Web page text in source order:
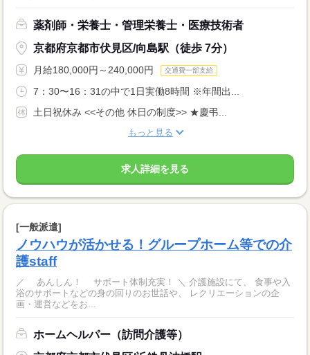
薬剤師・栄養士・管理栄養士・医療技術者
京都府京都市伏見区/向島駅（徒歩 7分）
月給180,000円～240,000円 交通費一部支給
7：30〜16：31の中で1日実働8時間 ※年間出...
土日祝休み <<その他 休日の制度>> ★慶弔...
もっと見る
求人詳細を見る
[一般派遣]
ノウハウが活かせる！グループホーム等での介
護staff
／ あんしん！ サポート体制充実！ ＼ 介護施設にて、 食事や入
浴のサポートなどの身の回りのお世話や、 レクリエーションの企
画・運営などをお...
ホームヘルパー（訪問介護等）